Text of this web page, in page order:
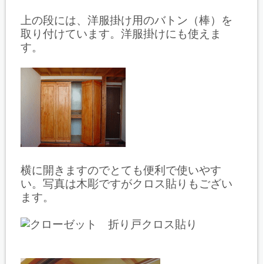
上の段には、洋服掛け用のバトン（棒）を
取り付けています。洋服掛けにも使えま
す。
横に開きますのでとても便利で使いやす
い。写真は木彫ですがクロス貼りもござい
ます。